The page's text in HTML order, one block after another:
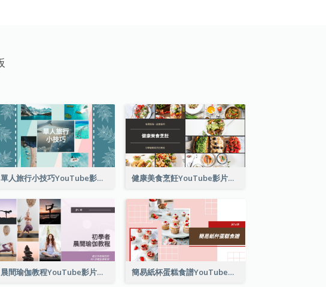
單人旅行小技巧YouTube影片縮圖 健康美食烹飪YouTube影片縮圖
晨間瑜伽教程YouTube影片縮圖 簡易紙杯蛋糕食譜YouTube影片縮圖